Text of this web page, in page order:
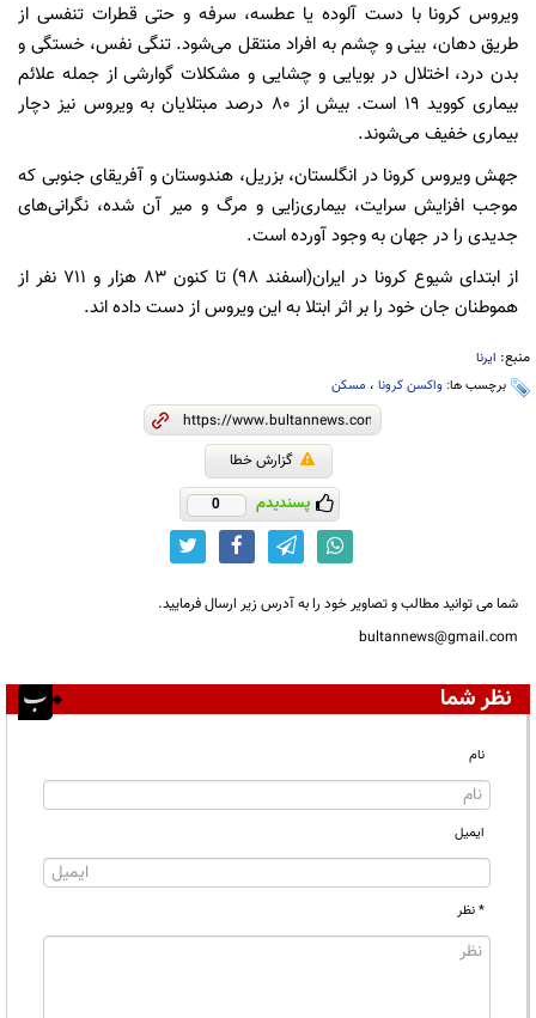
ویروس کرونا با دست آلوده یا عطسه، سرفه و حتی قطرات تنفسی از
طریق دهان، بینی و چشم به افراد منتقل می‌شود. تنگی نفس، خستگی و
بدن درد، اختلال در بویایی و چشایی و مشکلات گوارشی از جمله علائم
بیماری کووید ۱۹ است. بیش از ۸۰ درصد مبتلایان به ویروس نیز دچار
بیماری خفیف می‌شوند.
جهش ویروس کرونا در انگلستان، بزریل، هندوستان و آفریقای جنوبی که
موجب افزایش سرایت، بیماری‌زایی و مرگ و میر آن شده، نگرانی‌های
جدیدی را در جهان به وجود آورده است.
از ابتدای شیوع کرونا در ایران(اسفند ۹۸) تا کنون ۸۳ هزار و ۷۱۱ نفر از
هموطنان جان خود را بر اثر ابتلا به این ویروس از دست داده اند.
منبع: ایرنا
برچسب ها: واکسن کرونا ، مسکن
گزارش خطا
پسندیدم 0
شما می توانید مطالب و تصاویر خود را به آدرس زیر ارسال فرمایید.
bultannews@gmail.com
نظر شما
نام
ایمیل
* نظر